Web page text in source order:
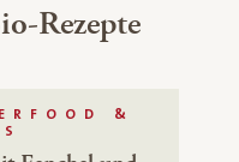
Rezepte
&